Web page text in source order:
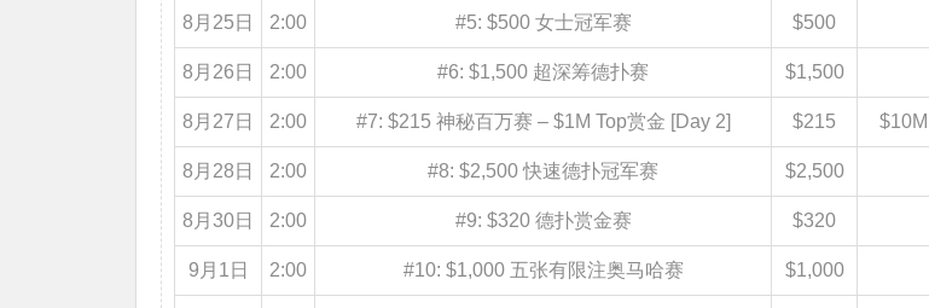
8月25日 2:00 #5: $500 女士冠军赛 $500
8月26日 2:00 #6: $1,500 超深筹德扑赛 $1,500
8月27日 2:00 #7: $215 神秘百万赛 – $1M Top赏金 [Day 2] $215 $10M
8月28日 2:00 #8: $2,500 快速德扑冠军赛 $2,500
8月30日 2:00 #9: $320 德扑赏金赛 $320
9月1日 2:00 #10: $1,000 五张有限注奥马哈赛 $1,000